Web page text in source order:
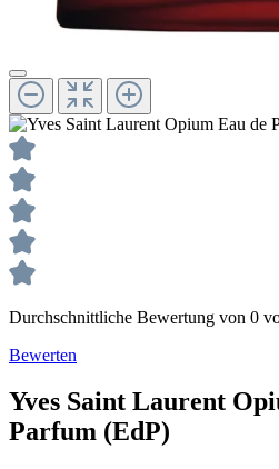
Durchschnittliche Bewertung von 0
Bewerten
Yves Saint Laurent
Parfum (EdP)